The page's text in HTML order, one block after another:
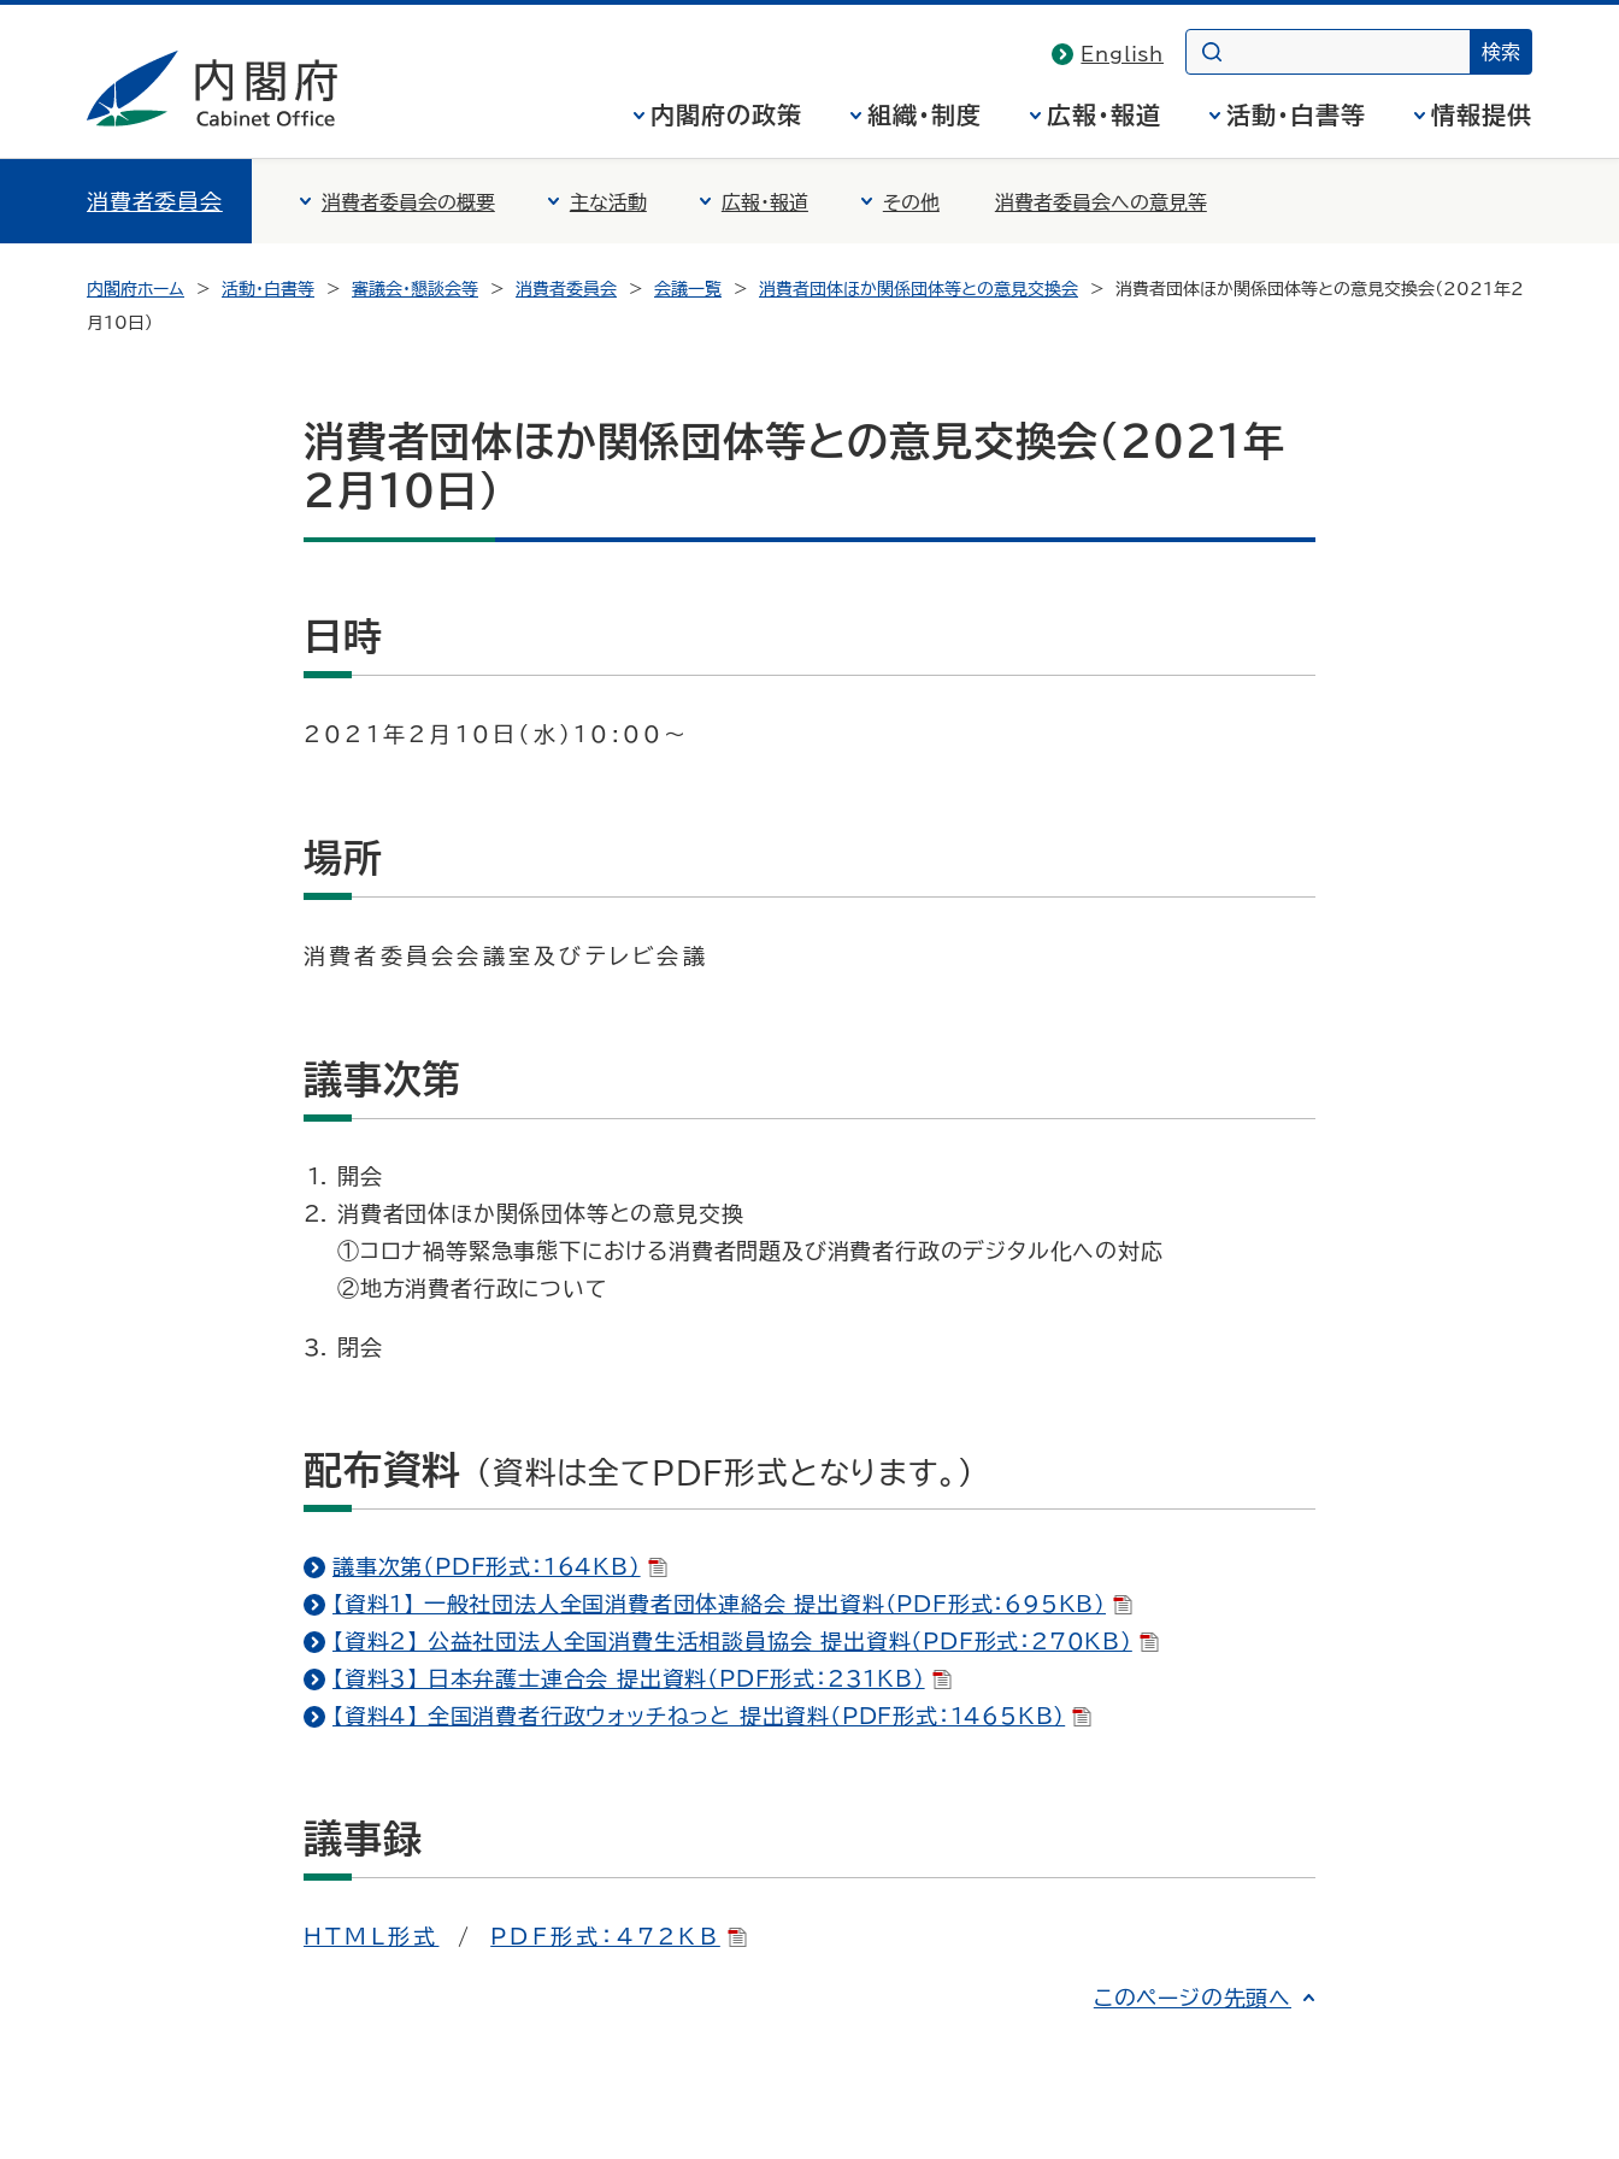
English
内閣府の政策 組織・制度 広報・報道 活動・白書等 情報提供
消費者委員会 消費者委員会の概要 主な活動 広報・報道 その他 消費者委員会への意見等
内閣府ホーム 活動・白書等 審議会・懇談会等 消費者委員会 会議一覧 消費者団体ほか関係団体等との意見交換会
消費者団体ほか関係団体等との意見交換会（2021年2
月10日）
消費者団体ほか関係団体等との意見交換会（2021年
2月10日）
日時
2021年2月10日（水）10:00～
場所
消費者委員会会議室及びテレビ会議
議事次第
開会
消費者団体ほか関係団体等との意見交換
①コロナ禍等緊急事態下における消費者問題及び消費者行政のデジタル化への対応
②地方消費者行政について
閉会
配布資料 （資料は全てPDF形式となります。）
議事次第（PDF形式：164KB）
【資料１】 一般社団法人全国消費者団体連絡会 提出資料（PDF形式：695KB）
【資料２】 公益社団法人全国消費生活相談員協会 提出資料（PDF形式：270KB）
【資料３】 日本弁護士連合会 提出資料（PDF形式：231KB）
【資料４】 全国消費者行政ウォッチねっと 提出資料（PDF形式：1465KB）
議事録
HTML形式 / PDF形式：472KB
このページの先頭へ